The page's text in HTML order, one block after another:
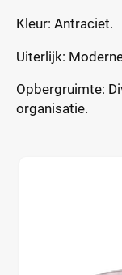
Kleur: Antraciet.
Uiterlijk:
Opbergruimte:
organisatie.